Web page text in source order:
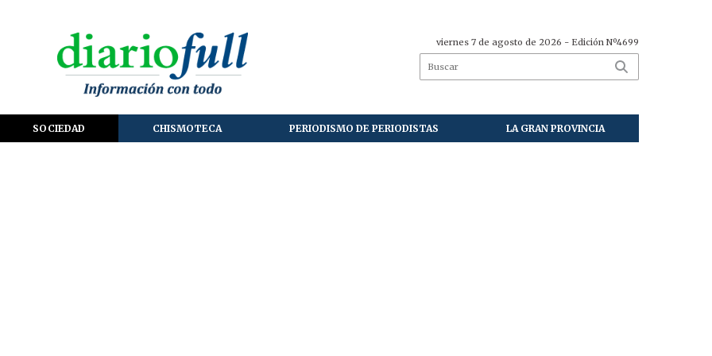
viernes 7 de agosto de 2026 - Edición Nº4699
SOCIEDAD CHISMOTECA PERIODISMO DE PERIODISTAS LA GRAN PROVINCIA